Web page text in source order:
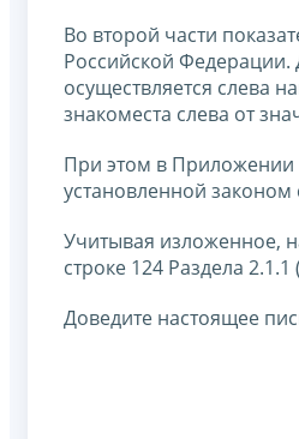
Во второй части
Российской Федерации.
осуществляется слева
знакоместа слева от
При этом в Приложении
установленной законом
Учитывая изложенное,
строке 124 Раздела
Доведите настоящее